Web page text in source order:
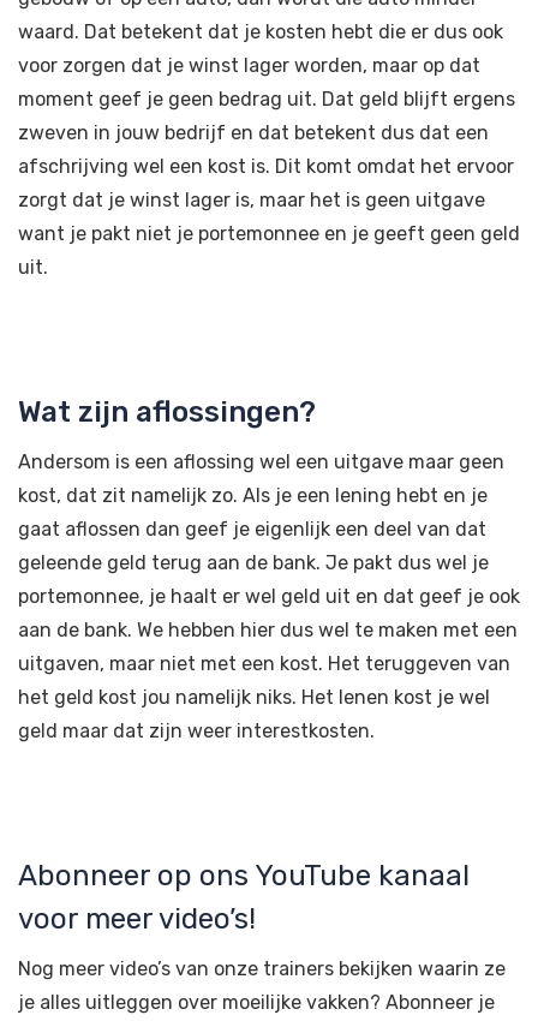
waard. Dat betekent dat je kosten hebt die er dus ook
voor zorgen dat je winst lager worden, maar op dat
moment geef je geen bedrag uit. Dat geld blijft ergens
zweven in jouw bedrijf en dat betekent dus dat een
afschrijving wel een kost is. Dit komt omdat het ervoor
zorgt dat je winst lager is, maar het is geen uitgave
want je pakt niet je portemonnee en je geeft geen geld
uit.
Wat zijn aflossingen?
Andersom is een aflossing wel een uitgave maar geen
kost, dat zit namelijk zo. Als je een lening hebt en je
gaat aflossen dan geef je eigenlijk een deel van dat
geleende geld terug aan de bank. Je pakt dus wel je
portemonnee, je haalt er wel geld uit en dat geef je ook
aan de bank. We hebben hier dus wel te maken met een
uitgaven, maar niet met een kost. Het teruggeven van
het geld kost jou namelijk niks. Het lenen kost je wel
geld maar dat zijn weer interestkosten.
Abonneer op ons YouTube kanaal
voor meer video’s!
Nog meer video’s van onze trainers bekijken waarin ze
je alles uitleggen over moeilijke vakken? Abonneer je